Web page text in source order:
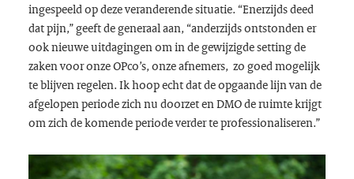
ingespeeld op deze veranderende situatie. “Enerzijds deed
dat pijn,” geeft de generaal aan, “anderzijds ontstonden er
ook nieuwe uitdagingen om in de gewijzigde setting de
zaken voor onze OPco’s, onze afnemers, zo goed mogelijk
te blijven regelen. Ik hoop echt dat de opgaande lijn van de
afgelopen periode zich nu doorzet en DMO de ruimte krijgt
om zich de komende periode verder te professionaliseren.”